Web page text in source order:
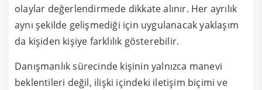
olaylar değerlendirmede dikkate alınır. Her ayrılık
aynı şekilde gelişmediği için uygulanacak yaklaşım
da kişiden kişiye farklılık gösterebilir.
Danışmanlık sürecinde kişinin yalnızca manevi
beklentileri değil, ilişki içindeki iletişim biçimi ve